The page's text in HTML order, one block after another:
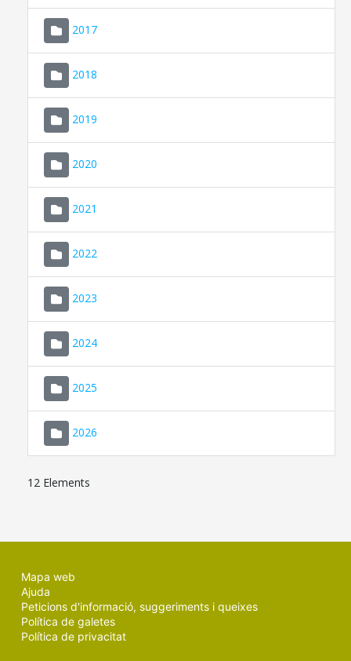
2017
2018
2019
2020
2021
2022
2023
2024
2025
2026
12 Elements
Mapa web
Ajuda
Peticions d'informació, suggeriments i queixes
Política de galetes
Política de privacitat